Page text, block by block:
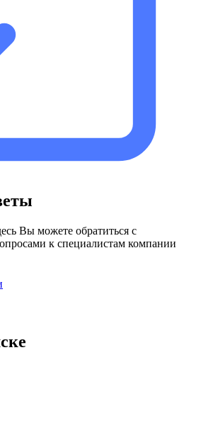
Вы можете обратиться с
к специалистам компании